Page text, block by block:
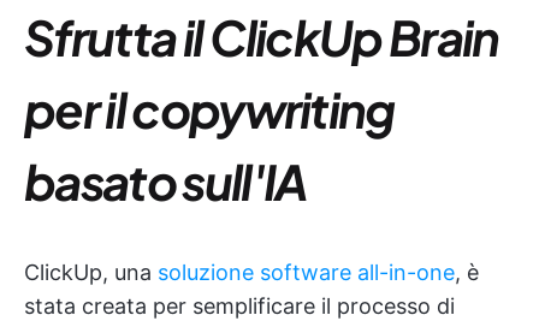
Sfrutta il ClickUp Brain
per il copywriting
basato sull'IA
ClickUp, una soluzione software all-in-one, è
stata creata per semplificare il processo di